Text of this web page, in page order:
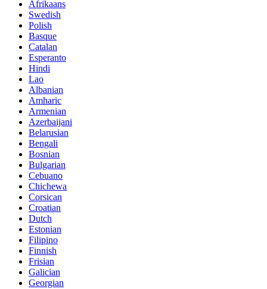
Afrikaans
Swedish
Polish
Basque
Catalan
Esperanto
Hindi
Lao
Albanian
Amharic
Armenian
Azerbaijani
Belarusian
Bengali
Bosnian
Bulgarian
Cebuano
Chichewa
Corsican
Croatian
Dutch
Estonian
Filipino
Finnish
Frisian
Galician
Georgian